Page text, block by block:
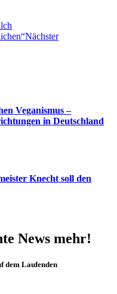
Nächster
Veganismus –
in Deutschland
Knecht soll den
News mehr!
dem Laufenden